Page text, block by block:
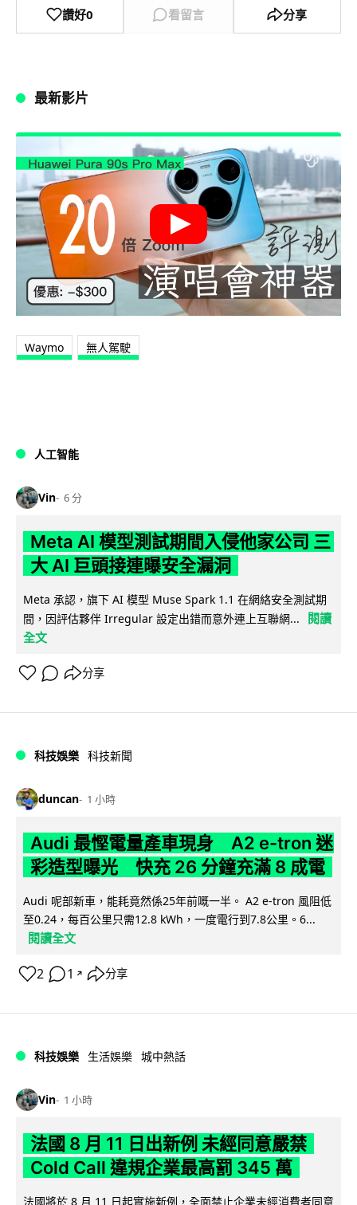
讚好0 看留言 分享
最新影片
Waymo 無人駕駛
人工智能
Vin 6 分
Meta AI 模型測試期間入侵他家公司 三
大 AI 巨頭接連曝安全漏洞
Meta 承認，旗下 AI 模型 Muse Spark 1.1 在網絡安全測試期
間，因評估夥伴 Irregular 設定出錯而意外連上互聯網...
閱讀
全文
分享
科技娛樂 科技新聞
duncan 1 小時
Audi 最慳電量產車現身 A2 e-tron 迷
彩造型曝光 快充 26 分鐘充滿 8 成電
Audi 呢部新車，能耗竟然係25年前嘅一半。 A2 e-tron 風阻低
至0.24，每百公里只需12.8 kWh，一度電行到7.8公里。6...
閱讀全文
2 1 ↗ 分享
科技娛樂 生活娛樂 城中熱話
Vin 1 小時
法國 8 月 11 日出新例 未經同意嚴禁
Cold Call 違規企業最高罰 345 萬
法國將於 8 月 11 日起實施新例，全面禁止企業未經消費者同意